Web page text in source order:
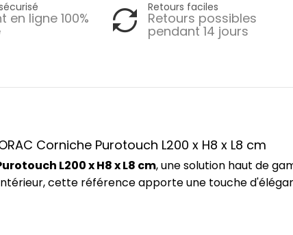
en ligne 100%
Retours faciles
Retours possibles
pendant 14 jours
Corniche Purotouch L200 x H8 x L8 cm
L200 x H8 x L8 cm, une solution haut de
cette référence apporte une touche